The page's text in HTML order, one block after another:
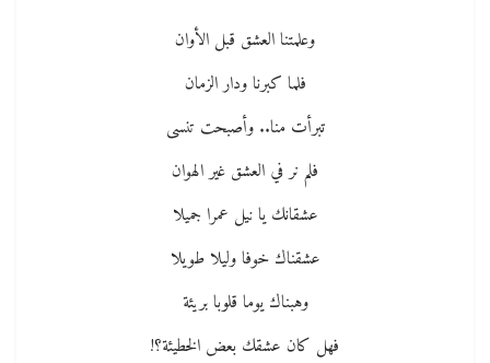
وعلمتنا العشق قبل الأوان
فلما كبرنا ودار الزمان
تبرأت منا.. وأصبحت تنسى
فلم نر في العشق غير الهوان
عشقانك يا نيل عمرا جميلا
عشقناك خوفا وليلا طويلا
وهبناك يوما قلوبا بريئة
فهل كان عشقك بعض الخطيئة؟!